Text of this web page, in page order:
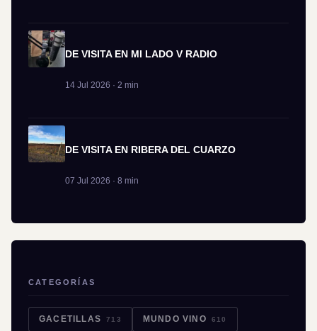
DE VISITA EN MI LADO V RADIO
14 Jul 2026 · 2 min
DE VISITA EN RIBERA DEL CUARZO
07 Jul 2026 · 8 min
CATEGORÍAS
GACETILLAS 713 MUNDO VINO 610